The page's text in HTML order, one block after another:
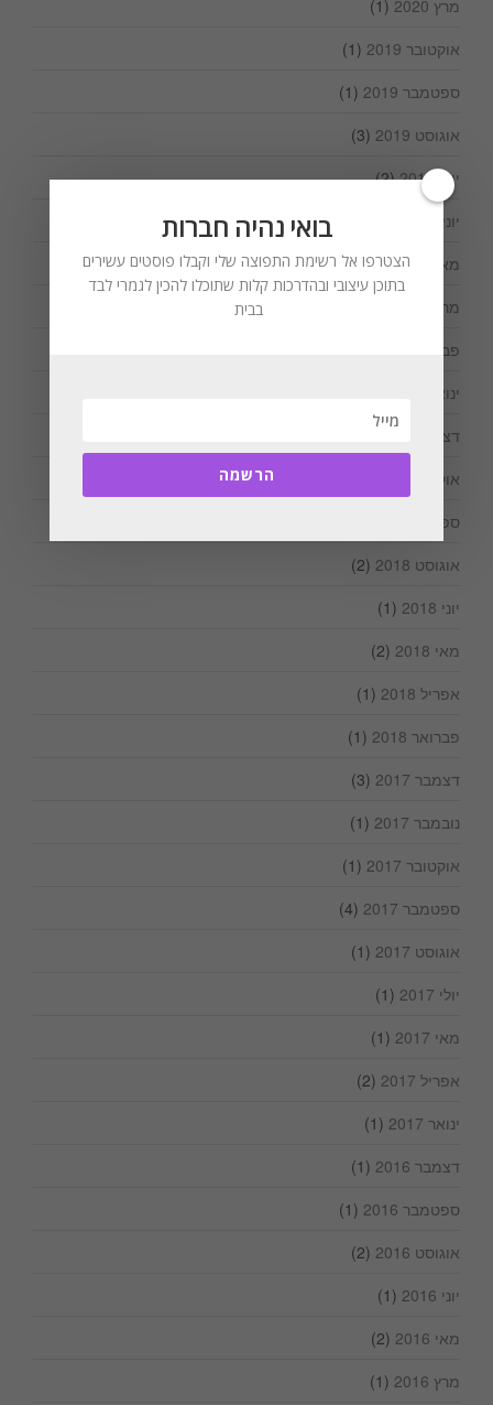
מרץ 2020
(1)
אוקטובר 2019
(1)
ספטמבר 2019
(1)
אוגוסט 2019
(3)
יולי 2019
(2)
יוני 2019
מאי 2019
(1)
מרץ 2019
פברואר 2019
ינואר 2019
דצמבר 2018
אוקטובר 2018
ספטמבר 2018
אוגוסט 2018
(2)
יוני 2018
(1)
מאי 2018
(2)
אפריל 2018
(1)
פברואר 2018
(1)
דצמבר 2017
(3)
נובמבר 2017
(1)
אוקטובר 2017
(1)
ספטמבר 2017
(4)
אוגוסט 2017
(1)
יולי 2017
(1)
מאי 2017
(1)
אפריל 2017
(2)
ינואר 2017
(1)
דצמבר 2016
(1)
ספטמבר 2016
(1)
אוגוסט 2016
(2)
יוני 2016
(1)
מאי 2016
(2)
מרץ 2016
(1)
בואי נהיה חברות
הצטרפו אל רשימת התפוצה שלי וקבלו פוסטים עשירים
בתוכן עיצובי ובהדרכות קלות שתוכלו להכין לגמרי לבד
בבית
הרשמה